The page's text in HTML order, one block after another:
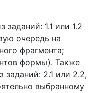
заданий: 1.1 или 1.2
очередь на
фрагмента;
формы). Также
заданий: 2.1 или 2.2,
выбранному